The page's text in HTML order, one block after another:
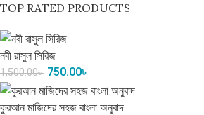
TOP RATED PRODUCTS
নবী রাসুল সিরিজ
1,500.00৳ 750.00৳
কুরআন মাজিদের সহজ বাংলা অনুবাদ